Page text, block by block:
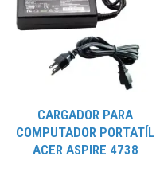
CARGADOR PARA
COMPUTADOR PORTATÍL
ACER ASPIRE 4738